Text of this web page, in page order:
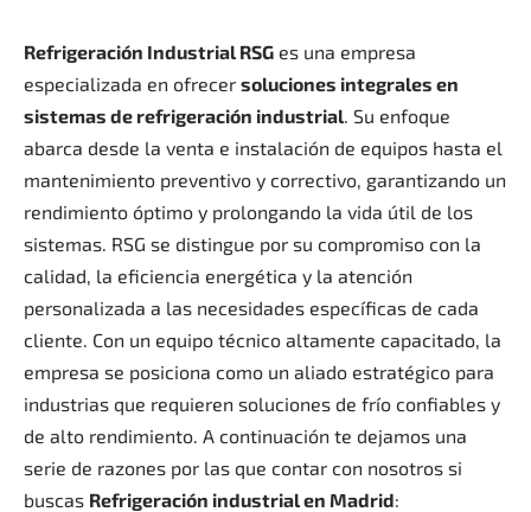
Refrigeración Industrial RSG es una empresa
especializada en ofrecer soluciones integrales en
sistemas de refrigeración industrial Su enfoque
abarca desde la venta e instalación de equipos hasta el
mantenimiento preventivo y correctivo, garantizando un
rendimiento óptimo y prolongando la vida útil de los
sistemas. RSG se distingue por su compromiso con la
calidad, la eficiencia energética y la atención
personalizada a las necesidades específicas de cada
cliente. Con un equipo técnico altamente capacitado, la
empresa se posiciona como un aliado estratégico para
industrias que requieren soluciones de frío confiables y
de alto rendimiento. A continuación te dejamos una
serie de razones por las que contar con nosotros si
buscas Refrigeración industrial en Madrid: